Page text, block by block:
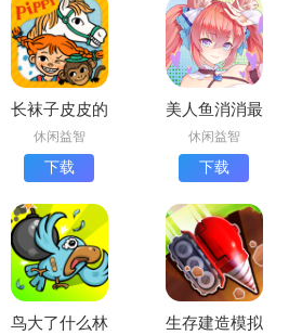
长袜子皮皮的
世界安卓版下
载
休闲益智
下载
美人鱼消消最
新版下载
休闲益智
下载
鸟大了什么林
生存建造模拟